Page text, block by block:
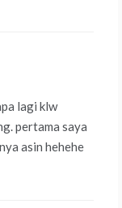
lagi klw
pertama saya
asin hehehe